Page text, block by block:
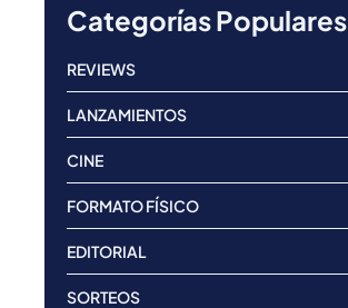
Categorías Populares
REVIEWS
LANZAMIENTOS
CINE
FORMATO FÍSICO
EDITORIAL
SORTEOS